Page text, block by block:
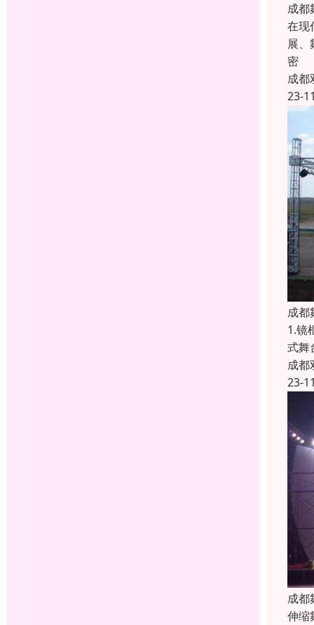
成都
在现
展、
密
成都
23-
成都
1.镜
式舞
成都
23-
成都
伸缩